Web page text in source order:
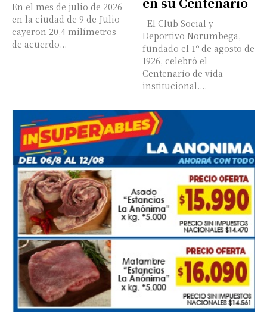
En el mes de julio de 2026
en la ciudad de 9 de Julio
cayeron 20,4 milímetros
de acuerdo...
El Club Social y
Deportivo Norumbega,
fundado el 1º de agosto de
1926, celebró el
Centenario de vida
institucional....